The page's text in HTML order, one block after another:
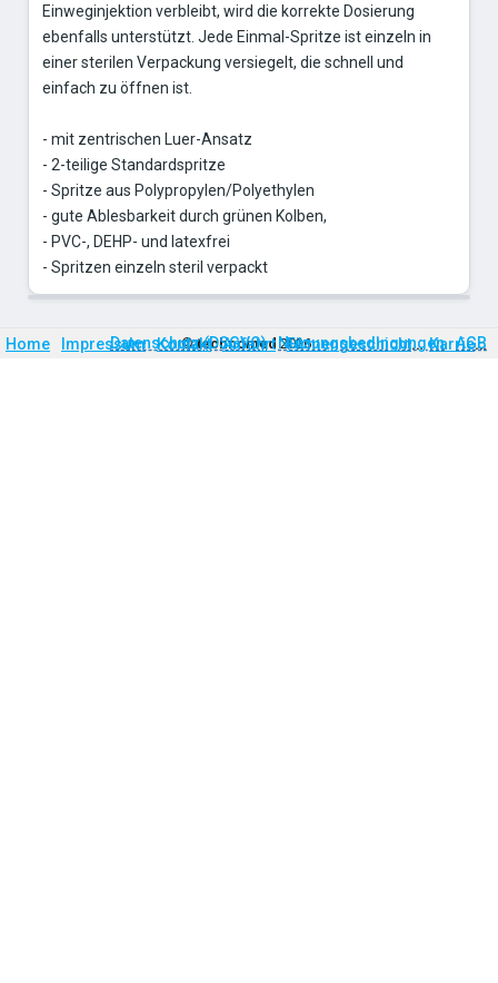
Einweginjektion verbleibt, wird die korrekte Dosierung
ebenfalls unterstützt. Jede Einmal-Spritze ist einzeln in
einer sterilen Verpackung versiegelt, die schnell und
einfach zu öffnen ist.
- mit zentrischen Luer-Ansatz
- 2-teilige Standardspritze
- Spritze aus Polypropylen/Polyethylen
- gute Ablesbarkeit durch grünen Kolben,
- PVC-, DEHP- und latexfrei
- Spritzen einzeln steril verpackt
Home Impressum Kontakt Anfahrt Firmengeschichte Karriere
©technomed 2026
Datenschutz (DSGVO) Nutzungsbedingungen AGB